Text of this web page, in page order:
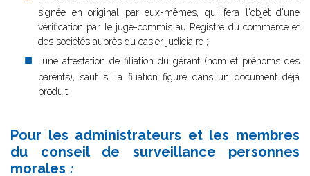
signée en original par eux-mêmes, qui fera l'objet d'une
vérification par le juge-commis au Registre du commerce et
des sociétés auprès du casier judiciaire ;
une attestation de filiation du gérant (nom et prénoms des
parents), sauf si la filiation figure dans un document déjà
produit
Pour les administrateurs et les membres
du conseil de surveillance personnes
morales :